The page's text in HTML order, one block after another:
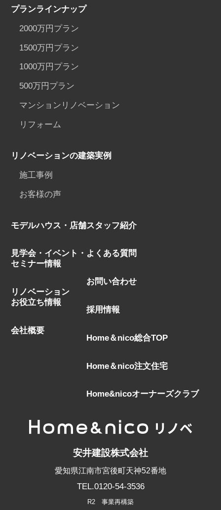
プランラインナップ
2000万円プラン
1500万円プラン
1000万円プラン
500万円プラン
マンションリノベーション
リフォーム
リノベーションの建築実例
施工事例
お客様の声
モデルハウス・店舗
見学会・イベント・
セミナー情報
リノベーション
お役立ち情報
会社概要
スタッフ紹介
よくある質問
お問い合わせ
採用情報
Home＆nico総合TOP
Home＆nico注文住宅
Home&nicoオーナーズクラブ
安井建設株式会社
愛知県江南市宮後町天神52番地
TEL.0120-54-3536
R2 事業再構築